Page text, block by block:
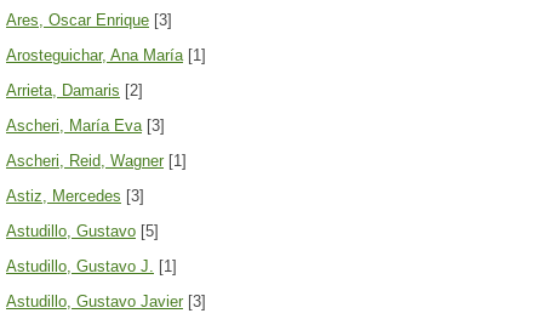
Ares, Oscar Enrique [3]
Arosteguichar, Ana María[1]
Arrieta, Damaris [2]
Ascheri, María Eva[3]
Ascheri, Reid, Wagner [1]
Astiz, Mercedes [3]
Astudillo, Gustavo [5]
Astudillo, Gustavo J. [1]
Astudillo, Gustavo Javier [3]